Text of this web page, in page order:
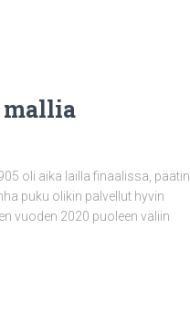
oli aika lailla finaalissa, päätin
puku olikin palvellut hyvin
vuoden 2020 puoleen väliin